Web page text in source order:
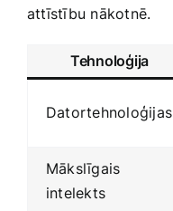
attīstību nākotnē.
Tehnoloģija
Datortehnoloģijas
Mākslīgais
intelekts